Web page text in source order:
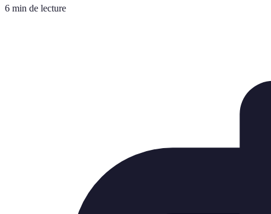
6 min de lecture